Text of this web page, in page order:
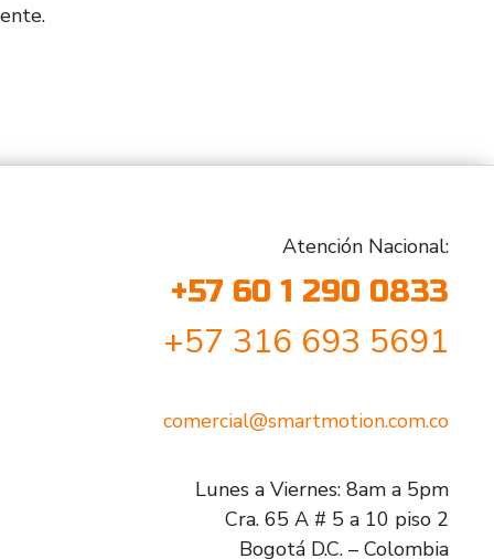
Atención Nacional:
+57 60 1 290 0833
+57 316 693 5691
comercial@smartmotion.com.co
Lunes a Viernes: 8am a 5pm
Cra. 65 A # 5 a 10 piso 2
Bogotá D.C. – Colombia